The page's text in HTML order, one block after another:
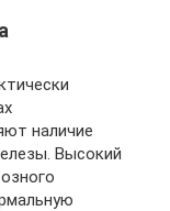
наличие
Высокий